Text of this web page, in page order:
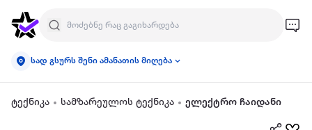
სად გსურს შენი ამანათის მიღება
ტექნიკა სამზარეულოს ტექნიკა ელექტრო ჩაიდანი